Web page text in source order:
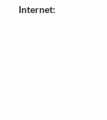
Internet: